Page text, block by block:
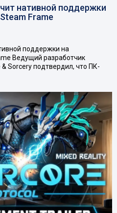
нативной поддержки
Frame
поддержки на
Ведущий разработчик
Sorcery подтвердил, что ПК-